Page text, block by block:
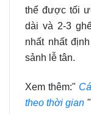
thể được tối
dài và 2-3
nhất nhất
sảnh lễ tân.
Xem thêm:"
theo thời gian "